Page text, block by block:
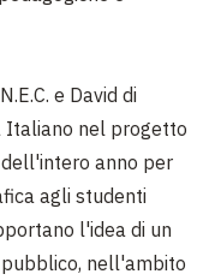
e David di
Italiano nel progetto
anno per
agli studenti
l'idea di un
nell'ambito